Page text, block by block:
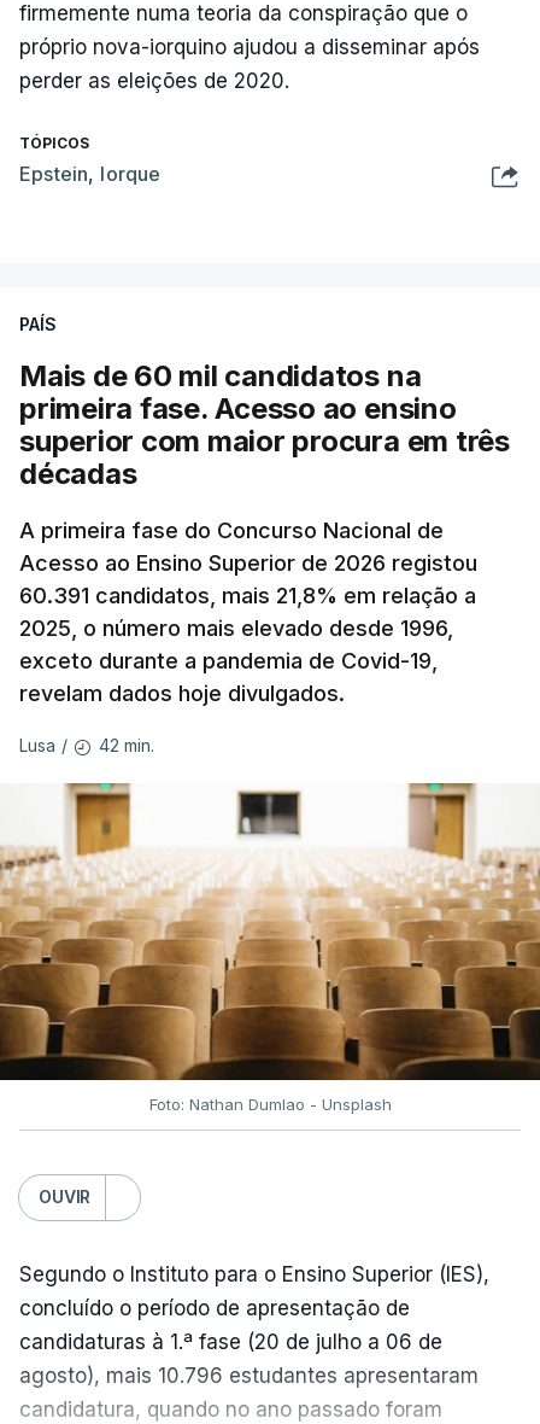
firmemente numa teoria da conspiração que o
próprio nova-iorquino ajudou a disseminar após
perder as eleições de 2020.
TÓPICOS
Epstein, Iorque
PAÍS
Mais de 60 mil candidatos na
primeira fase. Acesso ao ensino
superior com maior procura em três
décadas
A primeira fase do Concurso Nacional de
Acesso ao Ensino Superior de 2026 registou
60.391 candidatos, mais 21,8% em relação a
2025, o número mais elevado desde 1996,
exceto durante a pandemia de Covid-19,
revelam dados hoje divulgados.
Lusa / 42 min.
Foto: Nathan Dumlao - Unsplash
OUVIR
Segundo o Instituto para o Ensino Superior (IES),
concluído o período de apresentação de
candidaturas à 1.ª fase (20 de julho a 06 de
agosto), mais 10.796 estudantes apresentaram
candidatura, quando no ano passado foram